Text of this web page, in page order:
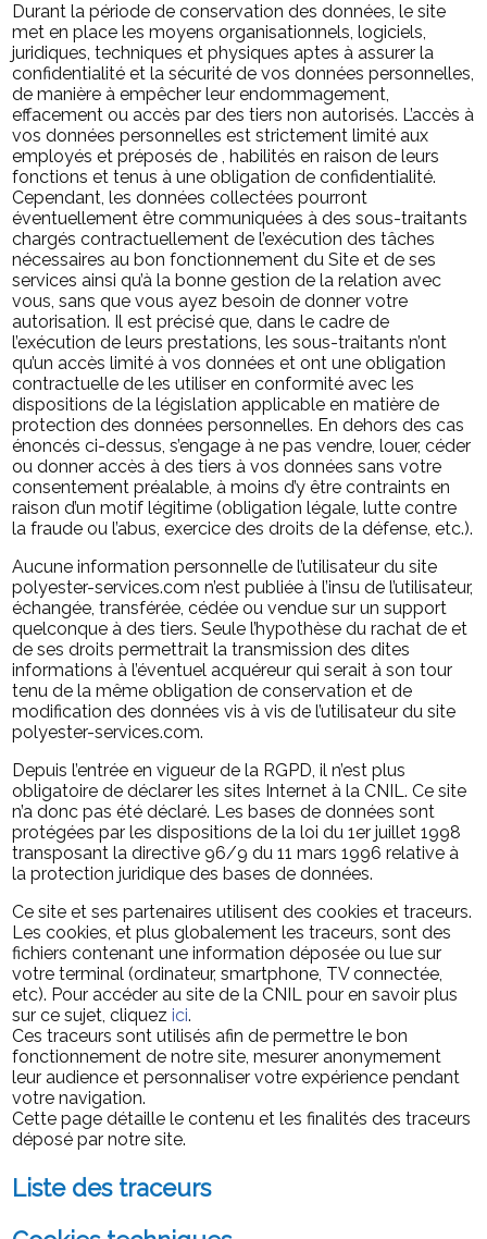
Durant la période de conservation des données, le site
met en place les moyens organisationnels, logiciels,
juridiques, techniques et physiques aptes à assurer la
confidentialité et la sécurité de vos données personnelles,
de manière à empêcher leur endommagement,
effacement ou accès par des tiers non autorisés. L’accès à
vos données personnelles est strictement limité aux
employés et préposés de , habilités en raison de leurs
fonctions et tenus à une obligation de confidentialité.
Cependant, les données collectées pourront
éventuellement être communiquées à des sous-traitants
chargés contractuellement de l’exécution des tâches
nécessaires au bon fonctionnement du Site et de ses
services ainsi qu’à la bonne gestion de la relation avec
vous, sans que vous ayez besoin de donner votre
autorisation. Il est précisé que, dans le cadre de
l’exécution de leurs prestations, les sous-traitants n’ont
qu’un accès limité à vos données et ont une obligation
contractuelle de les utiliser en conformité avec les
dispositions de la législation applicable en matière de
protection des données personnelles. En dehors des cas
énoncés ci-dessus, s’engage à ne pas vendre, louer, céder
ou donner accès à des tiers à vos données sans votre
consentement préalable, à moins d’y être contraints en
raison d’un motif légitime (obligation légale, lutte contre
la fraude ou l’abus, exercice des droits de la défense, etc.).
Aucune information personnelle de l’utilisateur du site
polyester-services.com n’est publiée à l’insu de l’utilisateur,
échangée, transférée, cédée ou vendue sur un support
quelconque à des tiers. Seule l’hypothèse du rachat de et
de ses droits permettrait la transmission des dites
informations à l’éventuel acquéreur qui serait à son tour
tenu de la même obligation de conservation et de
modification des données vis à vis de l’utilisateur du site
polyester-services.com.
Depuis l’entrée en vigueur de la RGPD, il n’est plus
obligatoire de déclarer les sites Internet à la CNIL. Ce site
n’a donc pas été déclaré. Les bases de données sont
protégées par les dispositions de la loi du 1er juillet 1998
transposant la directive 96/9 du 11 mars 1996 relative à
la protection juridique des bases de données.
Ce site et ses partenaires utilisent des cookies et traceurs.
Les cookies, et plus globalement les traceurs, sont des
fichiers contenant une information déposée ou lue sur
votre terminal (ordinateur, smartphone, TV connectée,
etc). Pour accéder au site de la CNIL pour en savoir plus
sur ce sujet, cliquezici.
Ces traceurs sont utilisés afin de permettre le bon
fonctionnement de notre site, mesurer anonymement
leur audience et personnaliser votre expérience pendant
votre navigation.
Cette page détaille le contenu et les finalités des traceurs
déposé par notre site.
Liste des traceurs